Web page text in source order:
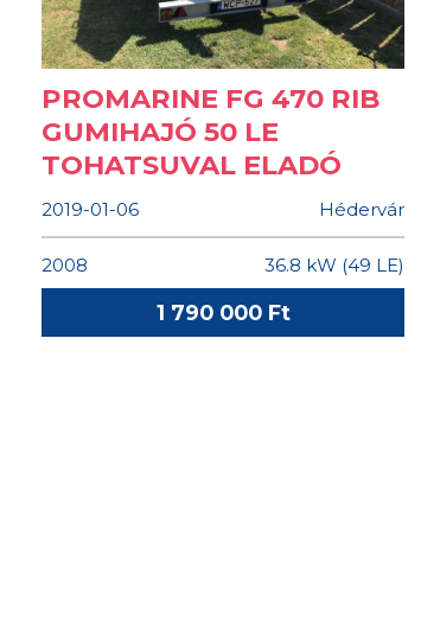
PROMARINE FG 470 RIB
GUMIHAJÓ 50 LE
TOHATSUVAL ELADÓ
2019-01-06 Hédervár
2008 36.8 kW (49 LE)
1 790 000 Ft